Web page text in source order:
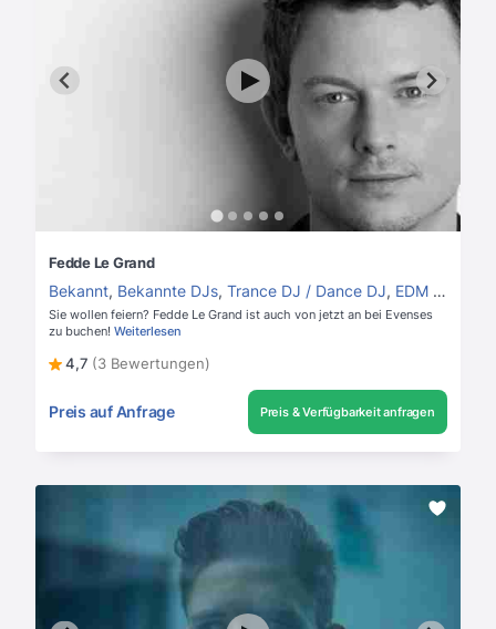
Fedde Le Grand
Bekannt, Bekannte DJs, Trance DJ / Dance DJ, EDM und Elektro DJs
Sie wollen feiern? Fedde Le Grand ist auch von jetzt an bei Evenses
zu buchen! Weiterlesen
4,7 (3 Bewertungen)
Preis auf Anfrage Preis & Verfügbarkeit anfragen